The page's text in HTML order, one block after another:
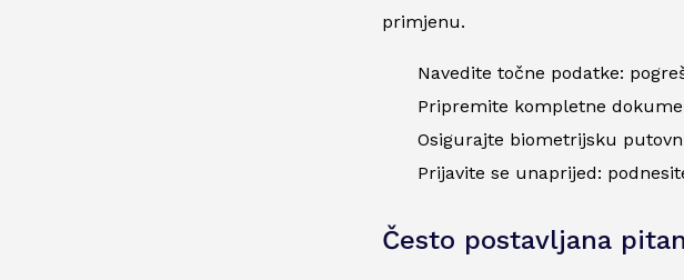
primjenu.
Navedite točne podatke:
Pripremite kompletne
Osigurajte biometrijsku
Prijavite se unaprijed:
Često postavljana